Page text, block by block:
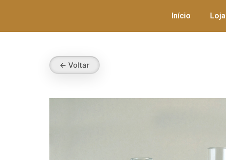
Início Loja
← Voltar